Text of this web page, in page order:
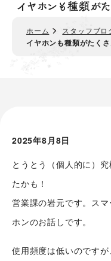
イヤホンも種類が
ホーム スタッフブロ
イヤホンも種類がたく
2025年8月8日
とうとう（個人的に）
たかも！
営業課の岩元です。ス
ホンのお話しです。
使用頻度は低いのです